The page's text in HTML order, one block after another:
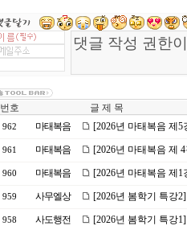
번호 글 제 목
962 마태복음 [2026년 마태복음 제
961 마태복음 [2026년 마태복음 제
960 마태복음 [2026년 마태복음 제
959 사무엘상 [2026년 봄학기 특강
958 사도행전 [2026년 봄학기 특강